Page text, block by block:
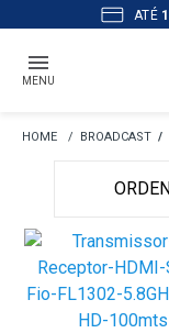
ATÉ
MENU
BROADCAST